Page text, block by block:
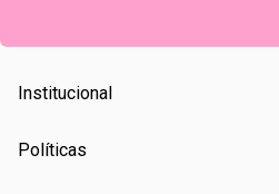
Institucional
Políticas